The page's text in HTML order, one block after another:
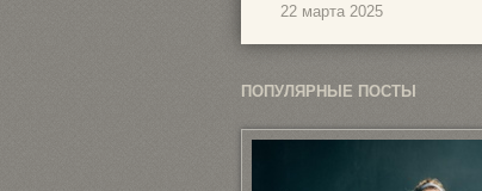
22 марта 2025
ПОПУЛЯРНЫЕ ПОСТЫ